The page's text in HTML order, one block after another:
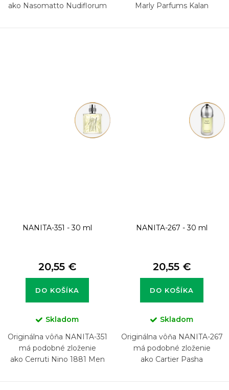
ako Nasomatto Nudiflorum
Marly Parfums Kalan
NANITA-351 - 30 ml
20,55 €
DO KOŠÍKA
Skladom
Originálna vôňa NANITA-351
má podobné zloženie
ako Cerruti Nino 1881 Men
NANITA-267 - 30 ml
20,55 €
DO KOŠÍKA
Skladom
Originálna vôňa NANITA-267
má podobné zloženie
ako Cartier Pasha